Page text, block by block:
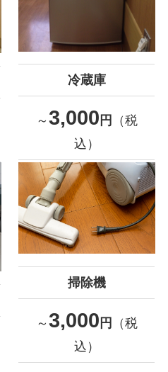
冷蔵庫
～ 3,000 円
（税
込）
掃除機
～ 3,000 円
（税
込）